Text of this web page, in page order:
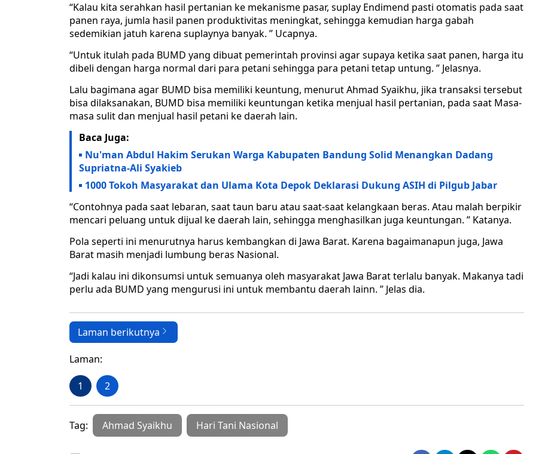
“Kalau kita serahkan hasil pertanian ke mekanisme pasar, suplay Endimend pasti otomatis pada saat
panen raya, jumla hasil panen produktivitas meningkat, sehingga kemudian harga gabah
sedemikian jatuh karena suplaynya banyak. ” Ucapnya.
“Untuk itulah pada BUMD yang dibuat pemerintah provinsi agar supaya ketika saat panen, harga itu
dibeli dengan harga normal dari para petani sehingga para petani tetap untung. ” Jelasnya.
Lalu bagimana agar BUMD bisa memiliki keuntung, menurut Ahmad Syaikhu, jika transaksi tersebut
bisa dilaksanakan, BUMD bisa memiliki keuntungan ketika menjual hasil pertanian, pada saat Masa-
masa sulit dan menjual hasil petani ke daerah lain.
Baca Juga:
Nu'man Abdul Hakim Serukan Warga Kabupaten Bandung Solid Menangkan Dadang
Supriatna-Ali Syakieb
1000 Tokoh Masyarakat dan Ulama Kota Depok Deklarasi Dukung ASIH di Pilgub Jabar
“Contohnya pada saat lebaran, saat taun baru atau saat-saat kelangkaan beras. Atau malah berpikir
mencari peluang untuk dijual ke daerah lain, sehingga menghasilkan juga keuntungan. ” Katanya.
Pola seperti ini menurutnya harus kembangkan di Jawa Barat. Karena bagaimanapun juga, Jawa
Barat masih menjadi lumbung beras Nasional.
“Jadi kalau ini dikonsumsi untuk semuanya oleh masyarakat Jawa Barat terlalu banyak. Makanya tadi
perlu ada BUMD yang mengurusi ini untuk membantu daerah lainn. ” Jelas dia.
Laman berikutnya
Laman:
1 2
Tag: Ahmad Syaikhu Hari Tani Nasional